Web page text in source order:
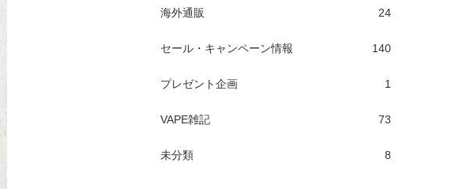
海外通販 24
セール・キャンペーン情報 140
プレゼント企画 1
VAPE雑記 73
未分類 8